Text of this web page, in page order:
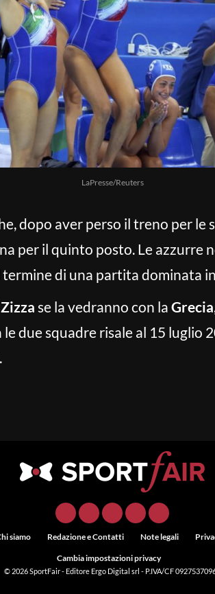
LaPresse/Reuters
dopo aver perso il treno per le
per il quinto posto. Le azzurre
di una partita dominata
Zizza se la vedranno con la Grecia
due squadre risale al 15 luglio
siamo Redazione e Contatti Note legali
Cambia impostazioni privacy
© 2026SportFair- Editore Ergo Digital srl - P.IVA/CF